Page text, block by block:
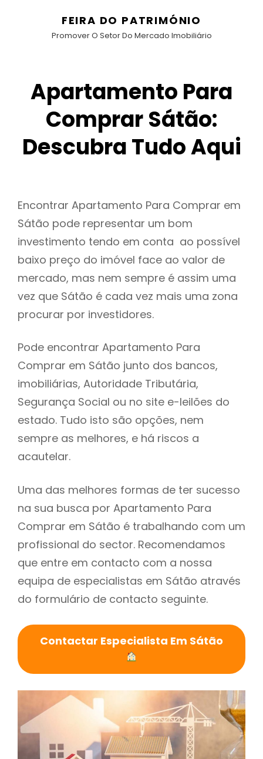
FEIRA DO PATRIMÓNIO
Promover O Setor Do Mercado Imobiliário
Apartamento Para
Comprar Sátão:
Descubra Tudo Aqui
Encontrar Apartamento Para Comprar em
Sátão pode representar um bom
investimento tendo em conta ao possível
baixo preço do imóvel face ao valor de
mercado, mas nem sempre é assim uma
vez que Sátão é cada vez mais uma zona
procurar por investidores.
Pode encontrar Apartamento Para
Comprar em Sátão junto dos bancos,
imobiliárias, Autoridade Tributária,
Segurança Social ou no site e-leilões do
estado. Tudo isto são opções, nem
sempre as melhores, e há riscos a
acautelar.
Uma das melhores formas de ter sucesso
na sua busca por Apartamento Para
Comprar em Sátão é trabalhando com um
profissional do sector. Recomendamos
que entre em contacto com a nossa
equipa de especialistas em Sátão através
do formulário de contacto seguinte.
Contactar Especialista Em Sátão